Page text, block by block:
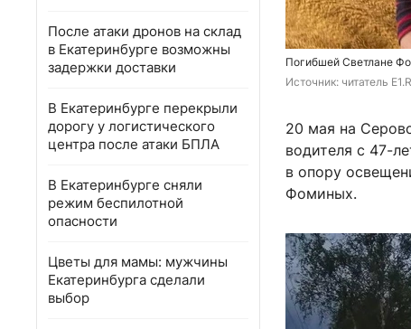
После атаки дронов на склад
в Екатеринбурге возможны
задержки доставки
В Екатеринбурге перекрыли
дорогу у логистического
центра после атаки БПЛА
В Екатеринбурге сняли
режим беспилотной
опасности
Цветы для мамы: мужчины
Екатеринбурга сделали
выбор
Погибшей Светлане
Источник: читатель
20 мая на
водителя с 47-
в опору
Фоминых.